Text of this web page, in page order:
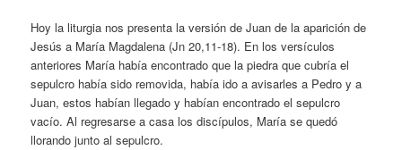
Hoy la liturgia nos presenta la versión de Juan de la aparición de
Jesús a María Magdalena (Jn 20,11-18). En los versículos
anteriores María había encontrado que la piedra que cubría el
sepulcro había sido removida, había ido a avisarles a Pedro y a
Juan, estos habían llegado y habían encontrado el sepulcro
vacío. Al regresarse a casa los discípulos, María se quedó
llorando junto al sepulcro.